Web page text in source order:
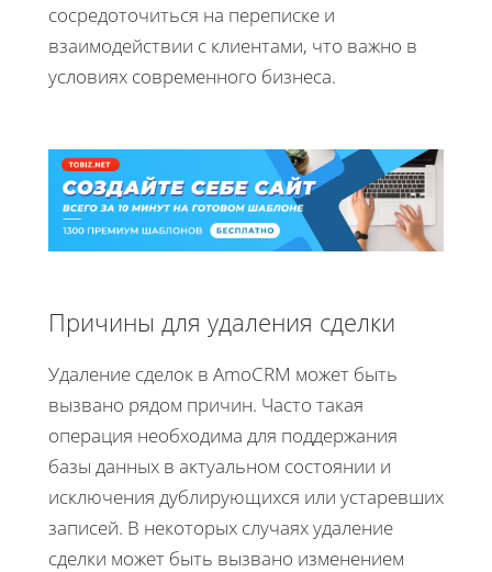
сосредоточиться на переписке и
взаимодействии с клиентами, что важно в
условиях современного бизнеса.
Причины для удаления сделки
Удаление сделок в AmoCRM может быть
вызвано рядом причин. Часто такая
операция необходима для поддержания
базы данных в актуальном состоянии и
исключения дублирующихся или устаревших
записей. В некоторых случаях удаление
сделки может быть вызвано изменением